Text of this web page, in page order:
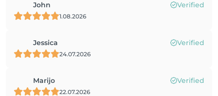
John Verified
1.08.2026
Jessica Verified
24.07.2026
Marijo Verified
22.07.2026